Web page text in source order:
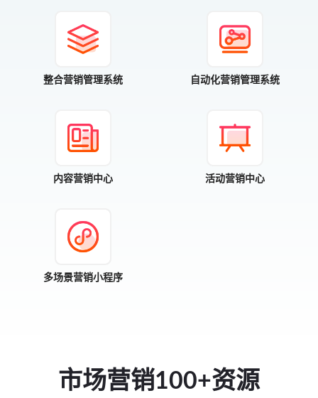
整合营销管理系统 自动化营销管理系统
内容营销中心 活动营销中心
多场景营销小程序
市场营销100+资源